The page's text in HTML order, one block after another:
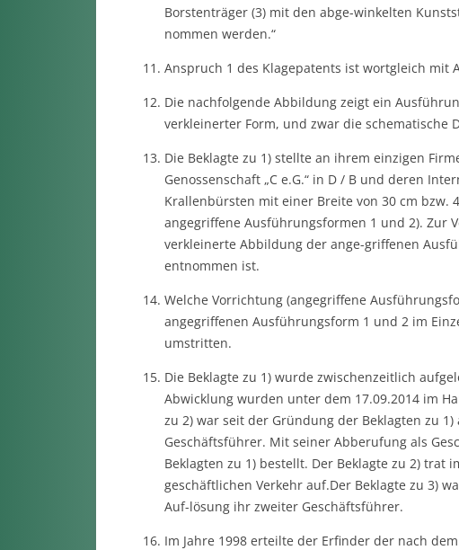
Borstenträger (3) mit den abge-winkelten
nommen werden.“
Anspruch 1 des Klagepatents ist wortgleich mit
Die nachfolgende Abbildung zeigt ein
verkleinerter Form, und zwar die schematische
Die Beklagte zu 1) stellte an ihrem einzigen
Genossenschaft „C e.G.“ in D / B und deren
Krallenbürsten mit einer Breite von 30 cm bzw.
angegriffene Ausführungsformen 1 und 2). Zur
verkleinerte Abbildung der ange-griffenen
entnommen ist.
Welche Vorrichtung (angegriffene
angegriffenen Ausführungsform 1 und 2 im
umstritten.
Die Beklagte zu 1) wurde zwischenzeitlich
Abwicklung wurden unter dem 17.09.2014 im
zu 2) war seit der Gründung der Beklagten zu
Geschäftsführer. Mit seiner Abberufung als
Beklagten zu 1) bestellt. Der Beklagte zu 2) trat
geschäftlichen Verkehr auf.Der Beklagte zu 3)
Auf-lösung ihr zweiter Geschäftsführer.
Im Jahre 1998 erteilte der Erfinder der nach